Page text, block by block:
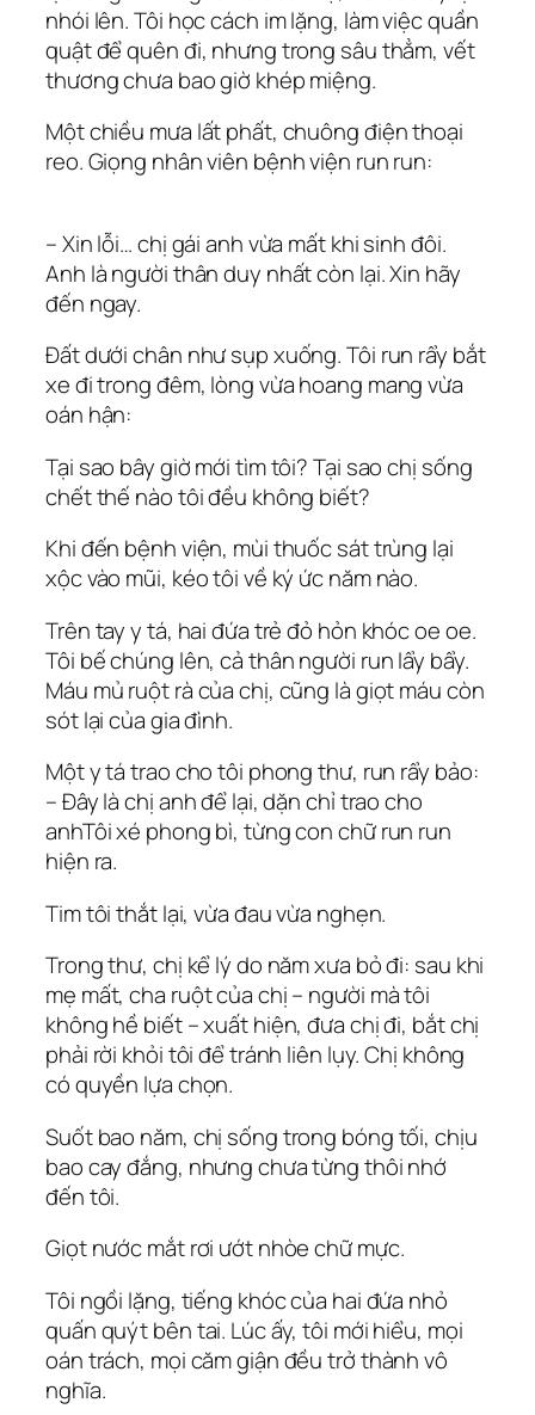
nhói lên. Tôi học cách im lặng, làm việc quần
quật để quên đi, nhưng trong sâu thẳm, vết
thương chưa bao giờ khép miệng.
Một chiều mưa lất phất, chuông điện thoại
reo. Giọng nhân viên bệnh viện run run:
– Xin lỗi… chị gái anh vừa mất khi sinh đôi.
Anh là người thân duy nhất còn lại. Xin hãy
đến ngay.
Đất dưới chân như sụp xuống. Tôi run rẩy bắt
xe đi trong đêm, lòng vừa hoang mang vừa
oán hận:
Tại sao bây giờ mới tìm tôi? Tại sao chị sống
chết thế nào tôi đều không biết?
Khi đến bệnh viện, mùi thuốc sát trùng lại
xộc vào mũi, kéo tôi về ký ức năm nào.
Trên tay y tá, hai đứa trẻ đỏ hỏn khóc oe oe.
Tôi bế chúng lên, cả thân người run lẩy bẩy.
Máu mủ ruột rà của chị, cũng là giọt máu còn
sót lại của gia đình.
Một y tá trao cho tôi phong thư, run rẩy bảo:
– Đây là chị anh để lại, dặn chỉ trao cho
anhTôi xé phong bì, từng con chữ run run
hiện ra.
Tim tôi thắt lại, vừa đau vừa nghẹn.
Trong thư, chị kể lý do năm xưa bỏ đi: sau khi
mẹ mất, cha ruột của chị – người mà tôi
không hề biết – xuất hiện, đưa chị đi, bắt chị
phải rời khỏi tôi để tránh liên lụy. Chị không
có quyền lựa chọn.
Suốt bao năm, chị sống trong bóng tối, chịu
bao cay đắng, nhưng chưa từng thôi nhớ
đến tôi.
Giọt nước mắt rơi ướt nhòe chữ mực.
Tôi ngồi lặng, tiếng khóc của hai đứa nhỏ
quấn quýt bên tai. Lúc ấy, tôi mới hiểu, mọi
oán trách, mọi căm giận đều trở thành vô
nghĩa.